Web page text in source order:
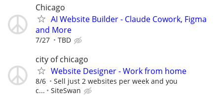
Chicago
AI Website Builder - Claude Cowork, Figma
and More
7/27 TBD
city of chicago
Website Designer - Work from home
8/6
Sell just 2 websites per week and you
c...
SiteSwan